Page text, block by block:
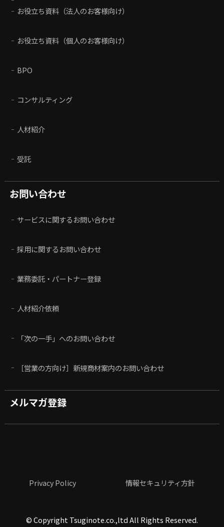
お役立ち資料（法人のお客様向け）
お役立ち資料（個人のお客様向け）
BPO
コンサルティング
人材紹介
受託
お問い合わせ
サービスに関するお問い合わせ
採用に関するお問い合わせ
業務委託・パートナー登録
人材紹介依頼
「次の一手」へのお問い合わせ
［営業の方向け］新規商材案内のお問い合わせ
メルマガ登録
©Copyright Tsuginote.co.,ltd All Rights Reserved.
Privacy Policy 情報セキュリティ方針